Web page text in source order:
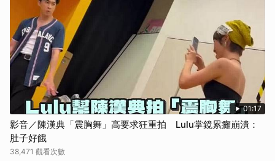
01:17
影音／陳漢典「震胸舞」高要求狂重拍 Lulu掌鏡累癱崩潰：
肚子好餓
38,471 觀看次數